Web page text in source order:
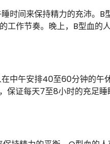
时间来保持精力的充沛。B
工作节奏。晚上，B型血的
中午安排40至60分钟的午休
证每天7至8小时的充足睡